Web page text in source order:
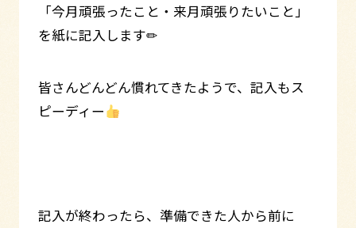
「今月頑張ったこと・来月頑張りたいこと」
を紙に記入します✏
皆さんどんどん慣れてきたようで、記入もス
ピーディー
記入が終わったら、準備できた人から前に